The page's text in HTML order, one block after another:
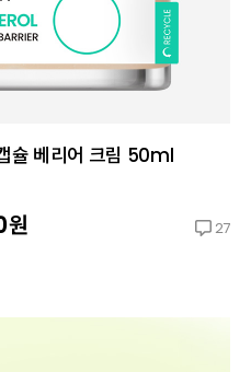
슐 베리어 크림 50ml
원 27